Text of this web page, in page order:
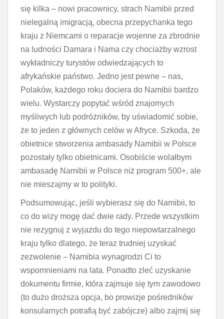
się kilka – nowi pracownicy, strach Namibii przed
nielegalną imigracją, obecna przepychanka tego
kraju z Niemcami o reparacje wojenne za zbrodnie
na ludności Damara i Nama czy chociażby wzrost
wykładniczy turystów odwiedzających to
afrykańskie państwo. Jedno jest pewne – nas,
Polaków, każdego roku dociera do Namibii bardzo
wielu. Wystarczy popytać wśród znajomych
myśliwych lub podróżników, by uświadomić sobie,
że to jeden z głównych celów w Afryce. Szkoda, że
obietnice stworzenia ambasady Namibii w Polsce
pozostały tylko obietnicami. Osobiście wolałbym
ambasadę Namibii w Polsce niż program 500+, ale
nie mieszajmy w to polityki.
Podsumowując, jeśli wybierasz się do Namibii, to
co do wizy mogę dać dwie rady. Przede wszystkim
nie rezygnuj z wyjazdu do tego niepowtarzalnego
kraju tylko dlatego, że teraz trudniej uzyskać
zezwolenie – Namibia wynagrodzi Ci to
wspomnieniami na lata. Ponadto zleć uzyskanie
dokumentu firmie, która zajmuje się tym zawodowo
(to dużo droższa opcja, bo prowizje pośredników
konsularnych potrafią być zabójcze) albo zajmij się